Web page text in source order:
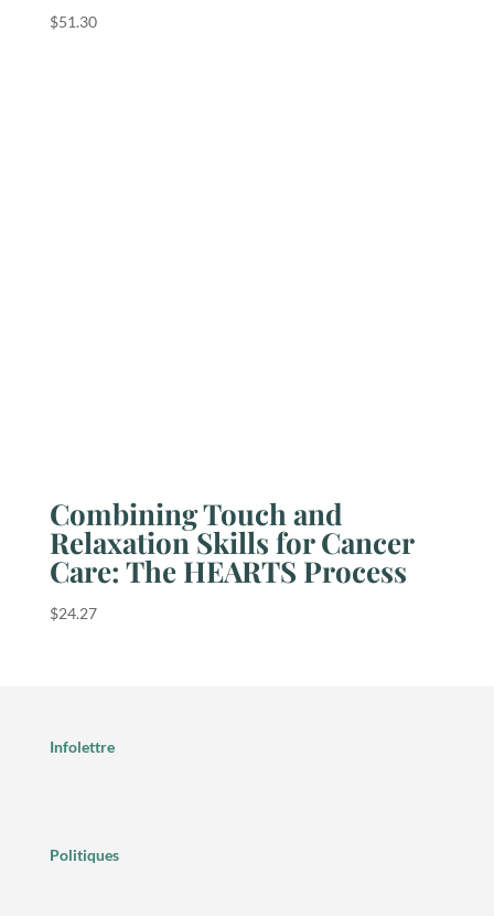
$51.30
Combining Touch and
Relaxation Skills for Cancer
Care: The HEARTS Process
$24.27
Infolettre
Politiques